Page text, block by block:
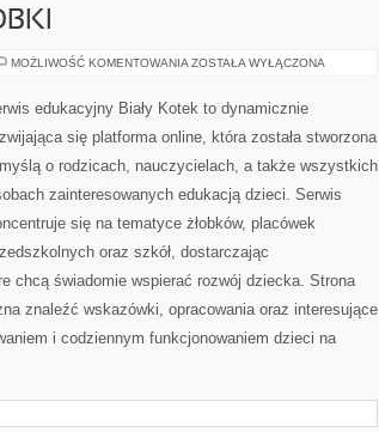
MOŻLIWOŚĆ KOMENTOWANIA PRZEDSZKOLA
ZOSTAŁA WYŁĄCZONA
edukacyjny Biały Kotek to dynamicznie
się platforma online, która została stworzona
o rodzicach, nauczycielach, a także wszystkich
zainteresowanych edukacją dzieci. Serwis
się na tematyce żłobków, placówek
oraz szkół, dostarczając
chcą świadomie wspierać rozwój dziecka. Strona
znaleźć wskazówki, opracowania oraz interesujące
i codziennym funkcjonowaniem dzieci na